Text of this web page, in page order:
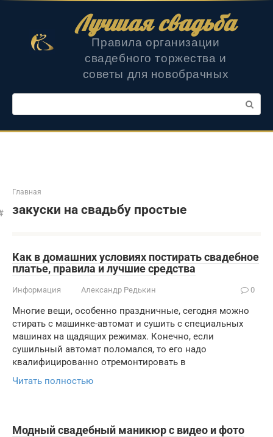
Лучшая свадьба
Правила организации
свадебного торжества и
советы для новобрачных
Поиск:
Главная
закуски на свадьбу простые
Как в домашних условиях постирать свадебное
платье, правила и лучшие средства
Информация Александр Редькин 0
Многие вещи, особенно праздничные, сегодня можно
стирать с машинке-автомат и сушить с специальных
машинах на щадящих режимах. Конечно, если
сушильный автомат поломался, то его надо
квалифицированно отремонтировать в
Читать полностью
Модный свадебный маникюр с видео и фото